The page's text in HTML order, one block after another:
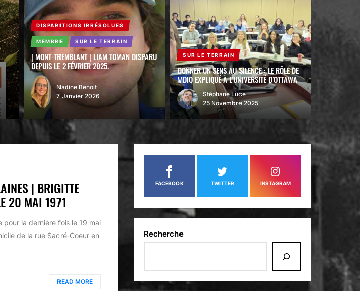
DISPARITIONS IRRÉSOLUES
MEMBRE SUR LE TERRAIN
| MONT-TREMBLANT | LIAM TOMAN DISPARU
DEPUIS LE 2 FÉVRIER 2025.
Nadine Benoit
7 Janvier 2026
SUR LE TERRAIN
DONNER UN SENS AU SILENCE : LE RÔLE DE
MDIQ EXPLIQUÉ À L’UNIVERSITÉ D’OTTAWA
Stéphane Luce
25 Novembre 2025
| BRIGITTE
20 MAI 1971
la dernière fois le 19 mai
de la rue Sacré-Coeur en
READ MORE
FACEBOOK TWITTER INSTAGRAM
Recherche